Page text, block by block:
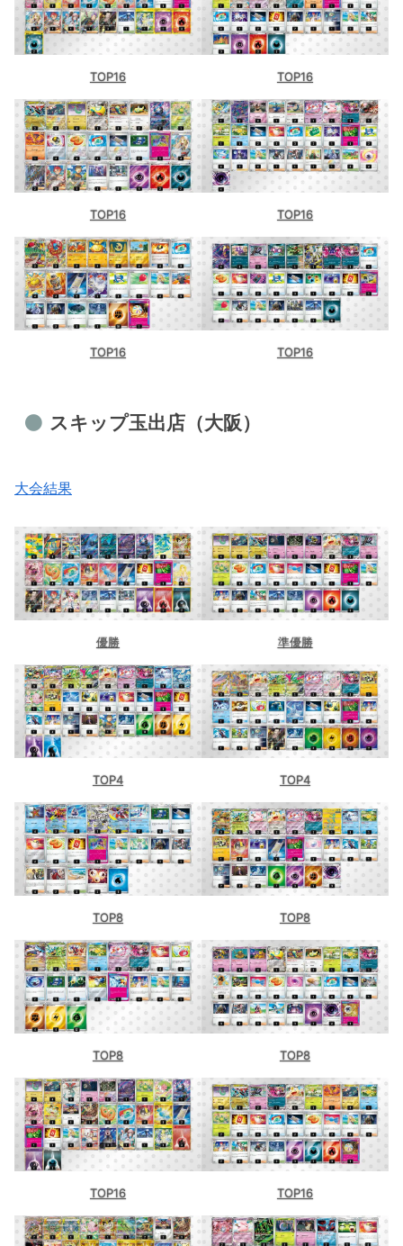
TOP16 TOP16
TOP16 TOP16
TOP16 TOP16
スキップ玉出店（大阪）
大会結果
優勝 準優勝
TOP4 TOP4
TOP8 TOP8
TOP8 TOP8
TOP16 TOP16